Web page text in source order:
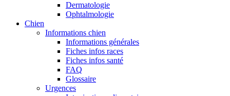
Dermatologie
Ophtalmologie
Chien
Informations chien
Informations générales
Fiches infos races
Fiches infos santé
FAQ
Glossaire
Urgences